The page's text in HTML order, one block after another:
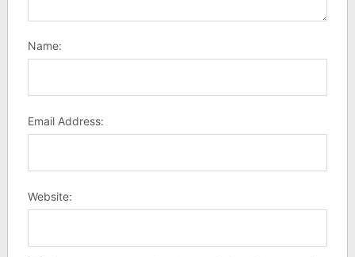
Name:
Email Address:
Website: